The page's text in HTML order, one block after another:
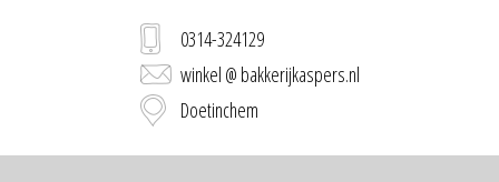
0314-324129
winkel @ bakkerijkaspers.nl
Doetinchem